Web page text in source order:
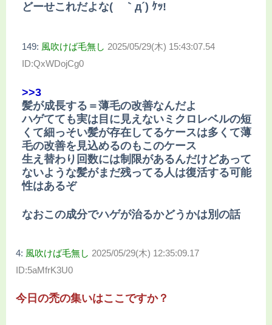
どーせこれだよな( ｀д´) ｹｯ!
149: 風吹けば毛無し 2025/05/29(木) 15:43:07.54
ID:QxWDojCg0
>>3
髪が成長する＝薄毛の改善なんだよ
ハゲてても実は目に見えないミクロレベルの短
くて細っそい髪が存在してるケースは多くて薄
毛の改善を見込めるのもこのケース
生え替わり回数には制限があるんだけどあって
ないような髪がまだ残ってる人は復活する可能
性はあるぞ
なおこの成分でハゲが治るかどうかは別の話
4: 風吹けば毛無し 2025/05/29(木) 12:35:09.17
ID:5aMfrK3U0
今日の禿の集いはここですか？